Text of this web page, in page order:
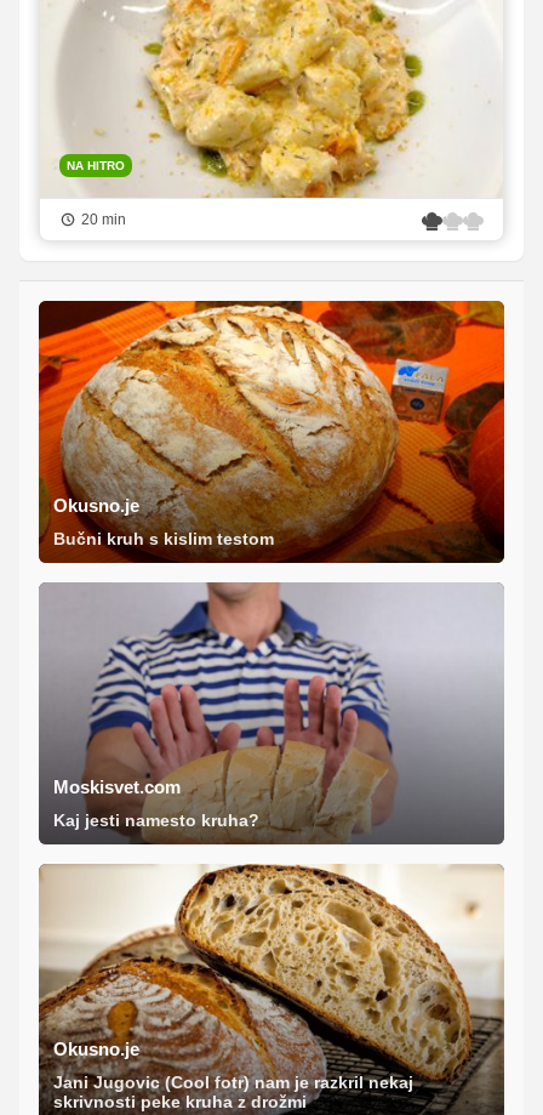
NA HITRO
20 min
Okusno.je
Bučni kruh s kislim testom
Moskisvet.com
Kaj jesti namesto kruha?
Okusno.je
Jani Jugovic (Cool fotr) nam je razkril nekaj
skrivnosti peke kruha z drožmi